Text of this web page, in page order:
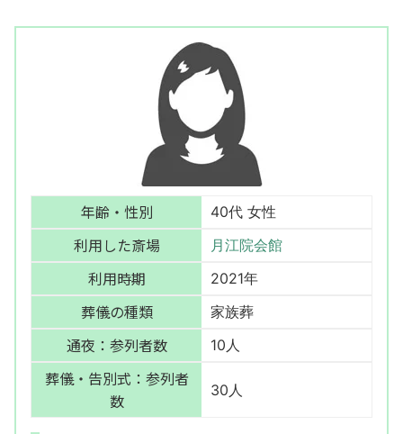
年齢・性別 40代 女性
利用した斎場 月江院会館
利用時期 2021年
葬儀の種類 家族葬
通夜：参列者数 10人
葬儀・告別式：参列者
数
30人